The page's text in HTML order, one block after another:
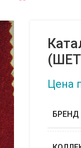
Цена
БРЕНД